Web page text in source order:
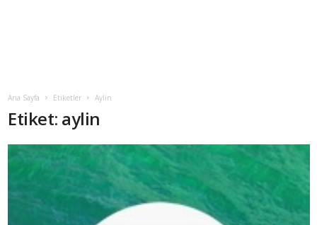
Ana Sayfa Etiketler Aylin
Etiket: aylin